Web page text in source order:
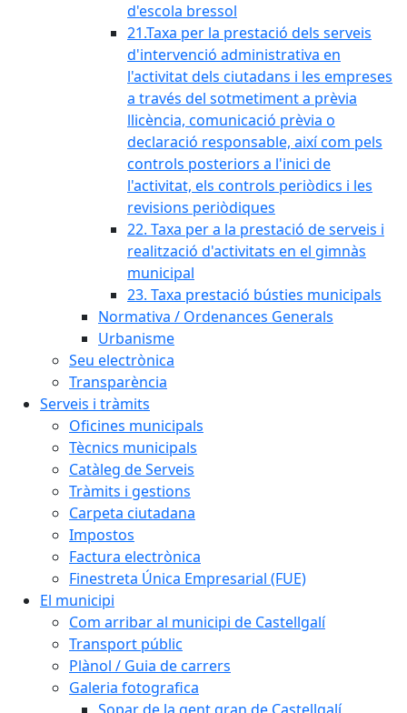
d'escola bressol
21.Taxa per la prestació dels serveis
d'intervenció administrativa en
l'activitat dels ciutadans i les empreses
a través del sotmetiment a prèvia
llicència, comunicació prèvia o
declaració responsable, així com pels
controls posteriors a l'inici de
l'activitat, els controls periòdics i les
revisions periòdiques
22. Taxa per a la prestació de serveis i
realització d'activitats en el gimnàs
municipal
23. Taxa prestació bústies municipals
Normativa / Ordenances Generals
Urbanisme
Seu electrònica
Transparència
Serveis i tràmits
Oficines municipals
Tècnics municipals
Catàleg de Serveis
Tràmits i gestions
Carpeta ciutadana
Impostos
Factura electrònica
Finestreta Única Empresarial (FUE)
El municipi
Com arribar al municipi de Castellgalí
Transport públic
Plànol / Guia de carrers
Galeria fotografica